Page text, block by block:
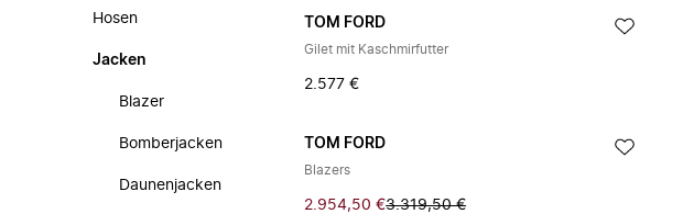
Hosen
Jacken
Blazer
Bomberjacken
Daunenjacken
TOM FORD
Gilet mit Kaschmirfutter
2.577 €
TOM FORD
Blazers
2.954,50 €3.319,50 €